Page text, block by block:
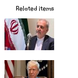
Related items